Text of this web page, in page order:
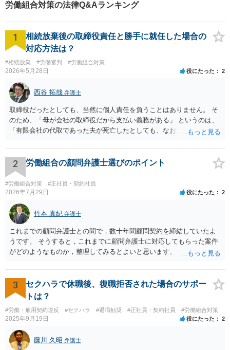
労働組合対策の法律Q&Aランキング
1
相続放棄後の取締役責任と勝手に就任した場合の
対応方法は？
#相続放棄 #労働審判 #労働組合対策
2026年5月28日 役にたった 2
西谷 拓哉 弁護士
取締役だったとしても、当然に個人責任を負うことはありません。 そ
のため、「母が会社の取締役だから支払い義務がある」 というのは、
「有限会社の代取であった夫が死亡したとしても、なお、母は有限会
わりにする必要がある」という趣旨なのではないかと思われます。 相
続放棄したとしても、取締役である母には残された有限会社の後始末
をどうするのかという問題が残ります。 一度、司法書士や弁護士等の
専門家に相談されることをオススメ致します。
2 労働組合の顧問弁護士選びのポイント
#労働組合対策 #正社員・契約社員
2026年7月29日 役にたった 2
竹本 真紀 弁護士
これまでの顧問弁護士との間で，数十年間顧問契約を締結していたよ
うです。 そうすると，これまでに顧問弁護士に対応してもらった案件
がどのようなものか，整理してみるとよいと思います。 これにより，
事務所を比較した上で，弁護士と面談をする際，そのような案件に対
応してもらえるのかが重要だと思います。 ただ，組合員の相談内容に
ついて，分野を絞っているのか，それともどのような分野でもよいと
いうことで法律相談を依頼しているかの観点も重要です。 組合員とす
れば，相談だけではなく，できれば受任まで考えている場合も多いと
思います。 そうすると，労働組合としての相談だけではなく，基本的
に全ての分野を対象にして考える必要もあるかもしれません。 そうで
ないと，相談内容によって，対応が変わってしまうこともあると思い
3
セクハラで休職後、復職拒否された場合のサポー
トは？
#労働・雇用契約違反 #セクハラ #退職勧奨 #正社員・契約社員 #労働組合対策
2025年9月19日 役にたった 2
藤川 久昭 弁護士